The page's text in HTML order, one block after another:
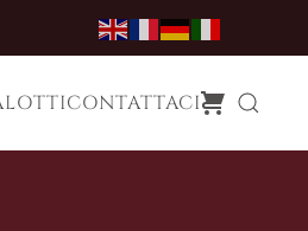
LOTTICONTATTACI